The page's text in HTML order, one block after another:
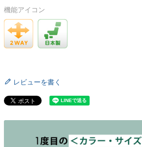
機能アイコン
レビューを書く